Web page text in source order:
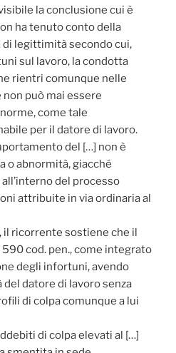
la conclusione cui è
ha tenuto conto della
legittimità secondo cui,
sul lavoro, la condotta
rientri comunque nelle
può mai essere
come tale
per il datore di lavoro.
del […] non è
o abnormità, giacché
del processo
attribuite in via ordinaria al
il ricorrente sostiene che il
590 cod. pen., come integrato
degli infortuni, avendo
datore di lavoro senza
di colpa comunque a lui
di colpa elevati al […]